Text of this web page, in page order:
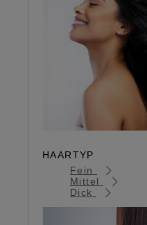
HAARTYP
Fein
Mittel
Dick